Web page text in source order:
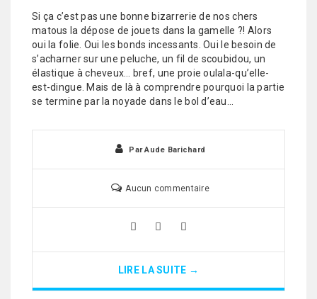
Si ça c’est pas une bonne bizarrerie de nos chers
matous la dépose de jouets dans la gamelle ?! Alors
oui la folie. Oui les bonds incessants. Oui le besoin de
s’acharner sur une peluche, un fil de scoubidou, un
élastique à cheveux… bref, une proie oulala-qu’elle-
est-dingue. Mais de là à comprendre pourquoi la partie
se termine par la noyade dans le bol d’eau…
ParAude Barichard
Aucun commentaire
LIRE LA SUITE →